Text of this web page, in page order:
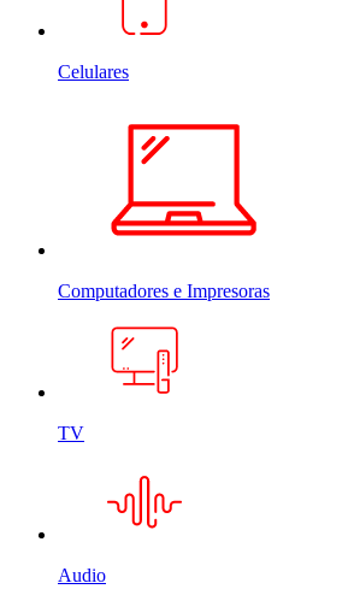
Celulares
Computadores e Impresoras
TV
Audio